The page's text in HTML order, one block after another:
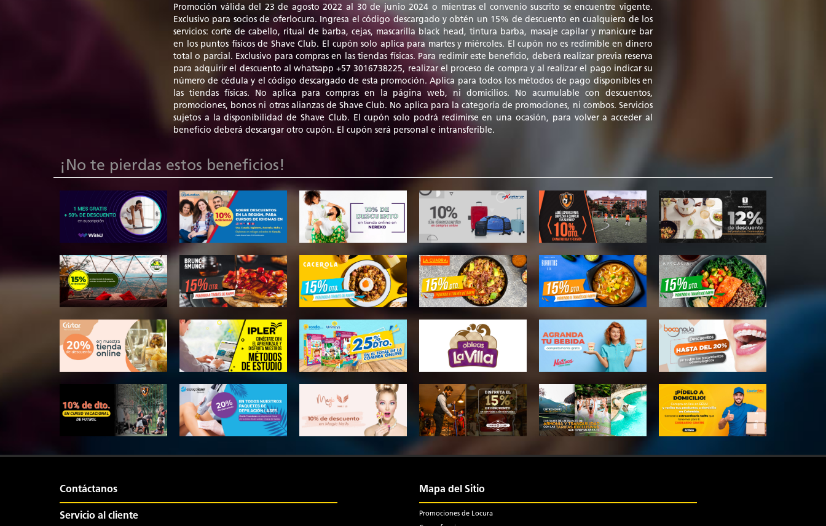
Promoción válida del 23 de agosto 2022 al 30 de junio 2024 o mientras el convenio suscrito se encuentre vigente.
Exclusivo para socios de oferlocura. Ingresa el código descargado y obtén un 15% de descuento en cualquiera de los
servicios: corte de cabello, ritual de barba, cejas, mascarilla black head, tintura barba, masaje capilar y manicure bar
en los puntos físicos de Shave Club. El cupón solo aplica para martes y miércoles. El cupón no es redimible en dinero
total o parcial. Exclusivo para compras en las tiendas físicas. Para redimir este beneficio, deberá realizar previa reserva
para adquirir el descuento al whatsapp +57 3016738225, realizar el proceso de compra y al realizar el pago indicar su
número de cédula y el código descargado de esta promoción. Aplica para todos los métodos de pago disponibles en
las tiendas físicas. No aplica para compras en la página web, ni domicilios. No acumulable con descuentos,
promociones, bonos ni otras alianzas de Shave Club. No aplica para la categoría de promociones, ni combos. Servicios
sujetos a la disponibilidad de Shave Club. El cupón solo podrá redimirse en una ocasión, para volver a acceder al
beneficio deberá descargar otro cupón. El cupón será personal e intransferible.
¡No te pierdas estos beneficios!
Contáctanos
Servicio al cliente
Mapa del Sitio
Promociones de Locura